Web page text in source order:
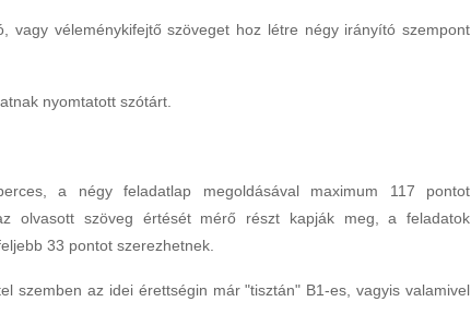
vagy véleménykifejtő szöveget hoz létre négy irányító szempont
nyomtatott szótárt.
a négy feladatlap megoldásával maximum 117 pontot
olvasott szöveg értését mérő részt kapják meg, a feladatok
33 pontot szerezhetnek.
szemben az idei érettségin már "tisztán" B1-es, vagyis valamivel